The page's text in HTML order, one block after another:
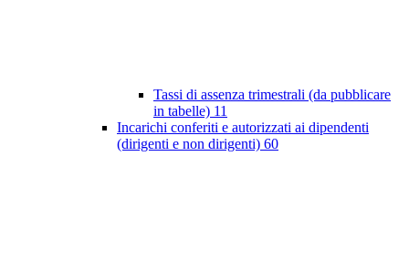
Tassi di assenza trimestrali (da pubblicare
in tabelle) 11
Incarichi conferiti e autorizzati ai dipendenti
(dirigenti e non dirigenti) 60